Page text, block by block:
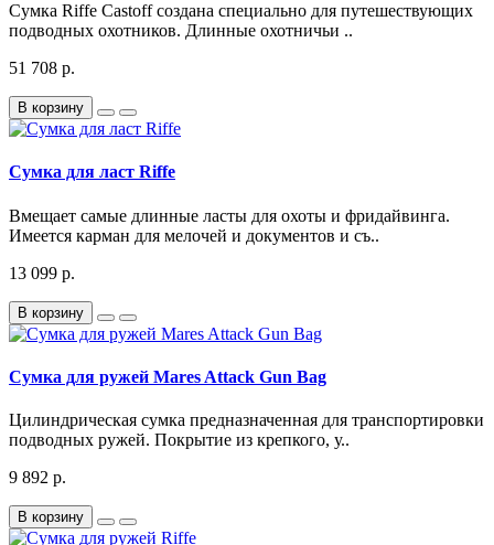
Сумка Riffe Castoff создана специально для путешествующих
подводных охотников. Длинные охотничьи ..
51 708 р.
В корзину
Сумка для ласт Riffe
Вмещает самые длинные ласты для охоты и фридайвинга.
Имеется карман для мелочей и документов и съ..
13 099 р.
В корзину
Сумка для ружей Mares Attack Gun Bag
Цилиндрическая сумка предназначенная для транспортировки
подводных ружей. Покрытие из крепкого, у..
9 892 р.
В корзину